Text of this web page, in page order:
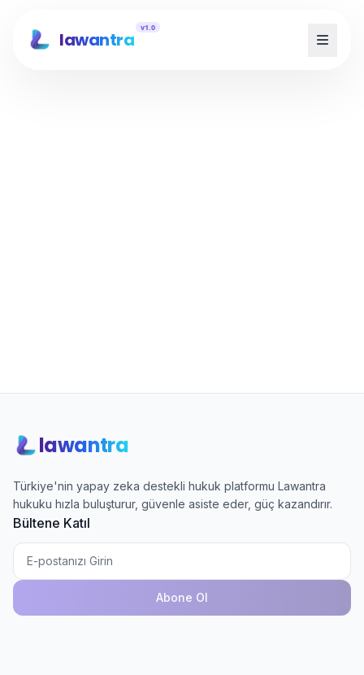
lawantra
v1.0
lawantra
Türkiye'nin yapay zeka destekli hukuk platformu Lawantra
hukuku hızla buluşturur, güvenle asiste eder, güç kazandırır.
Bültene Katıl
Abone Ol